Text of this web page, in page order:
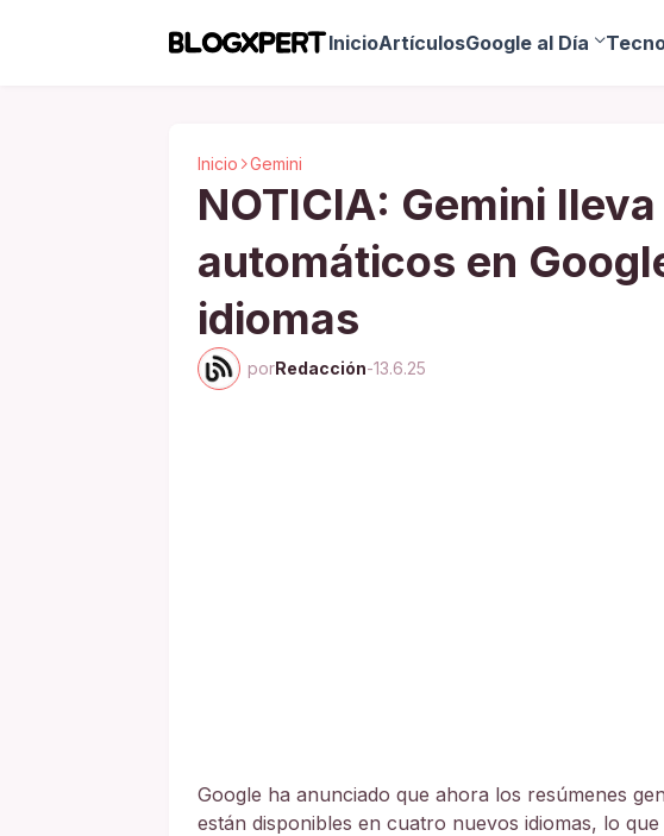
InicioArtículosGoogle al Día
Inicio Gemini
NOTICIA: Gemini
automáticos en
idiomas
porRedacción-13.6.25
Google ha anunciado que ahora los resúmenes
están disponibles en cuatro nuevos idiomas, lo